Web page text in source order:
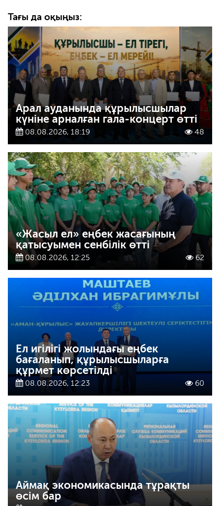
Тағы да оқыңыз:
Арал ауданында құрылысшылар
күніне арналған гала-концерт өтті
08.08.2026, 18:19 48
«Жасыл ел» еңбек жасағының
қатысуымен сенбілік өтті
08.08.2026, 12:25 62
Ел игілігі жолындағы еңбек
бағаланып, құрылысшыларға
құрмет көрсетілді
08.08.2026, 12:23 60
Аймақ экономикасында тұрақты
өсім бар